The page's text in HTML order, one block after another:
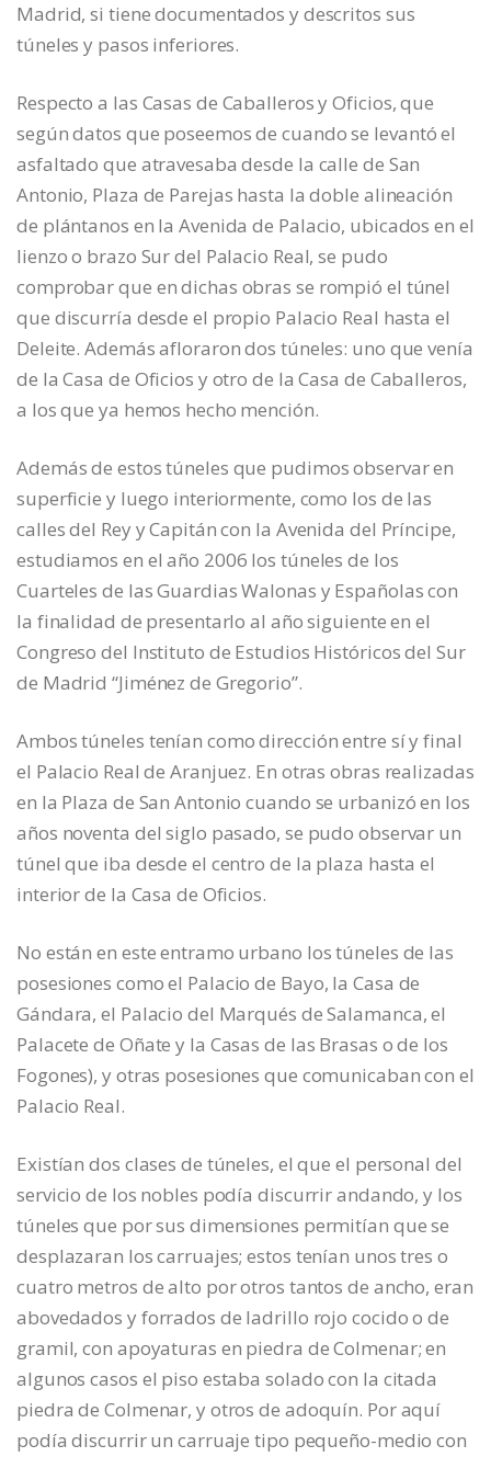
Madrid, si tiene documentados y descritos sus
túneles y pasos inferiores.
Respecto a las Casas de Caballeros y Oficios, que
según datos que poseemos de cuando se levantó el
asfaltado que atravesaba desde la calle de San
Antonio, Plaza de Parejas hasta la doble alineación
de plántanos en la Avenida de Palacio, ubicados en el
lienzo o brazo Sur del Palacio Real, se pudo
comprobar que en dichas obras se rompió el túnel
que discurría desde el propio Palacio Real hasta el
Deleite. Además afloraron dos túneles: uno que venía
de la Casa de Oficios y otro de la Casa de Caballeros,
a los que ya hemos hecho mención.
Además de estos túneles que pudimos observar en
superficie y luego interiormente, como los de las
calles del Rey y Capitán con la Avenida del Príncipe,
estudiamos en el año 2006 los túneles de los
Cuarteles de las Guardias Walonas y Españolas con
la finalidad de presentarlo al año siguiente en el
Congreso del Instituto de Estudios Históricos del Sur
de Madrid “Jiménez de Gregorio”.
Ambos túneles tenían como dirección entre sí y final
el Palacio Real de Aranjuez. En otras obras realizadas
en la Plaza de San Antonio cuando se urbanizó en los
años noventa del siglo pasado, se pudo observar un
túnel que iba desde el centro de la plaza hasta el
interior de la Casa de Oficios.
No están en este entramo urbano los túneles de las
posesiones como el Palacio de Bayo, la Casa de
Gándara, el Palacio del Marqués de Salamanca, el
Palacete de Oñate y la Casas de las Brasas o de los
Fogones), y otras posesiones que comunicaban con el
Palacio Real.
Existían dos clases de túneles, el que el personal del
servicio de los nobles podía discurrir andando, y los
túneles que por sus dimensiones permitían que se
desplazaran los carruajes; estos tenían unos tres o
cuatro metros de alto por otros tantos de ancho, eran
abovedados y forrados de ladrillo rojo cocido o de
gramil, con apoyaturas en piedra de Colmenar; en
algunos casos el piso estaba solado con la citada
piedra de Colmenar, y otros de adoquín. Por aquí
podía discurrir un carruaje tipo pequeño-medio con